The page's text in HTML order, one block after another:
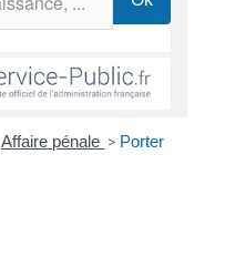
Affaire pénale > Porter